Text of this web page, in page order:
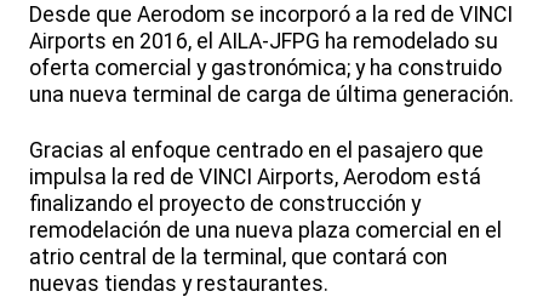
Desde que Aerodom se incorporó a la red de VINCI
Airports en 2016, el AILA-JFPG ha remodelado su
oferta comercial y gastronómica; y ha construido
una nueva terminal de carga de última generación.
Gracias al enfoque centrado en el pasajero que
impulsa la red de VINCI Airports, Aerodom está
finalizando el proyecto de construcción y
remodelación de una nueva plaza comercial en el
atrio central de la terminal, que contará con
nuevas tiendas y restaurantes.